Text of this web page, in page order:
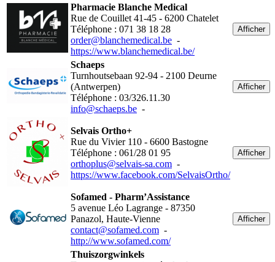
Pharmacie Blanche Medical
Rue de Couillet 41-45 - 6200 Chatelet
Téléphone : 071 38 18 28
order@blanchemedical.be -
https://www.blanchemedical.be/
Afficher
Schaeps
Turnhoutsebaan 92-94 - 2100 Deurne
(Antwerpen)
Téléphone : 03/326.11.30
info@schaeps.be -
Afficher
Selvais Ortho+
Rue du Vivier 110 - 6600 Bastogne
Téléphone : 061/28 01 95
orthoplus@selvais-sa.com -
https://www.facebook.com/SelvaisOrtho/
Afficher
Sofamed - Pharm’Assistance
5 avenue Léo Lagrange - 87350
Panazol, Haute-Vienne
contact@sofamed.com -
http://www.sofamed.com/
Afficher
Thuiszorgwinkels